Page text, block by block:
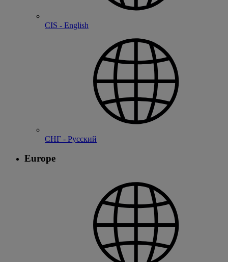
CIS - English
СНГ - Русский
Europe